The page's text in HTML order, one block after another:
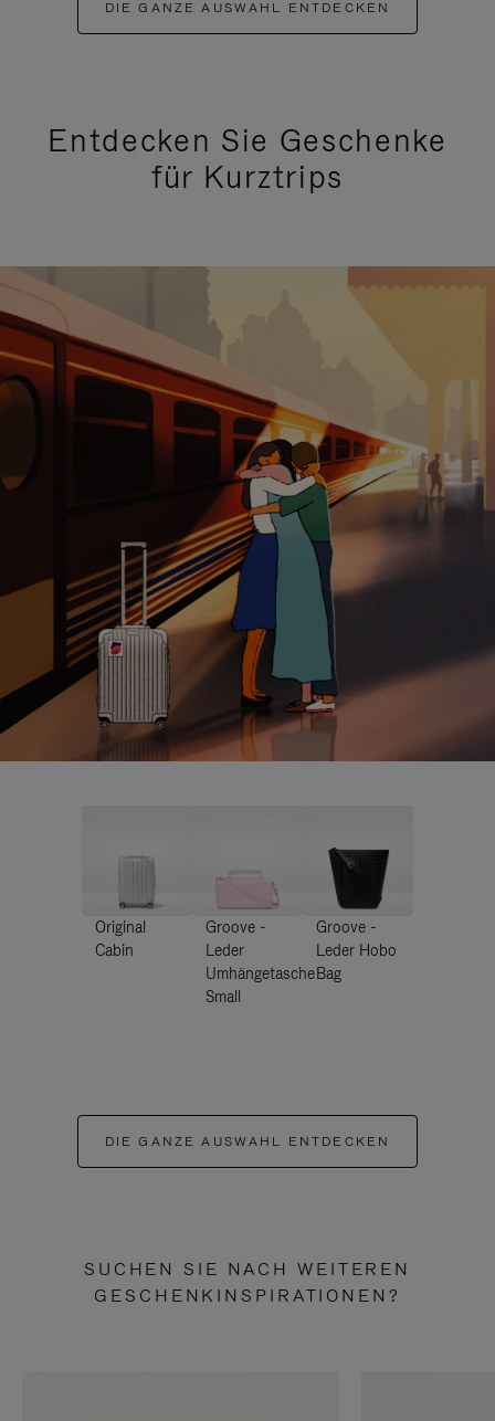
DIE GANZE AUSWAHL ENTDECKEN
Entdecken Sie Geschenke
für Kurztrips
Original
Cabin
Groove -
Leder
Umhängetasche
Small
Groove -
Leder Hobo
Bag
DIE GANZE AUSWAHL ENTDECKEN
SUCHEN SIE NACH WEITEREN
GESCHENKINSPIRATIONEN?